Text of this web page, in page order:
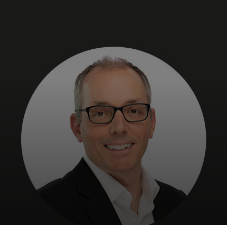
Для бизнеса
Для всего мира
Для новаторов
Новости и тренды